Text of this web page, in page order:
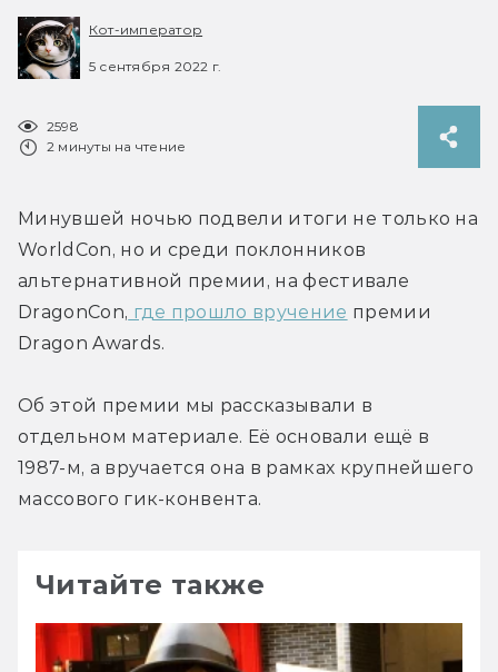
Кот-император
5 сентября 2022 г.
2598
2 минуты на чтение
Минувшей ночью подвели итоги не только на
WorldCon, но и среди поклонников
альтернативной премии, на фестивале
DragonCon, где прошло вручение премии
Dragon Awards.
Об этой премии мы рассказывали в
отдельном материале. Её основали ещё в
1987-м, а вручается она в рамках крупнейшего
массового гик-конвента.
Читайте также